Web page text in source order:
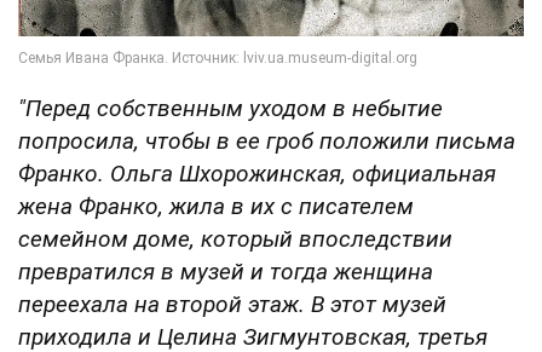
"Перед собственным уходом в небытие
попросила, чтобы в ее гроб положили письма
Франко. Ольга Шхорожинская, официальная
жена Франко, жила в их с писателем
семейном доме, который впоследствии
превратился в музей и тогда женщина
переехала на второй этаж. В этот музей
приходила и Целина Зигмунтовская, третья